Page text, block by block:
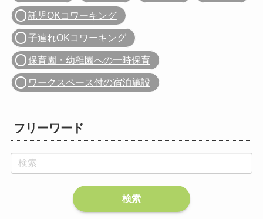
託児OKコワーキング
子連れOKコワーキング
保育園・幼稚園への一時保育
ワークスペース付の宿泊施設
フリーワード